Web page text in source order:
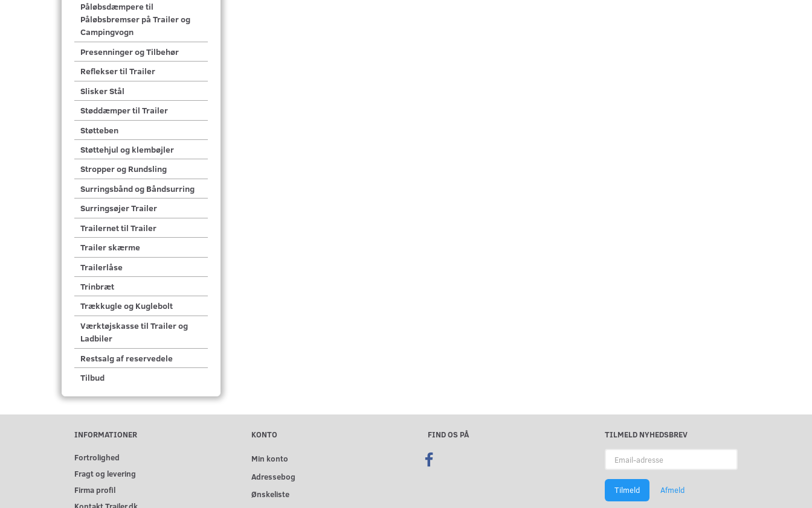
Påløbsdæmpere til
Påløbsbremser på Trailer og
Campingvogn
Presenninger og Tilbehør
Reflekser til Trailer
Slisker Stål
Støddæmper til Trailer
Støtteben
Støttehjul og klembøjler
Stropper og Rundsling
Surringsbånd og Båndsurring
Surringsøjer Trailer
Trailernet til Trailer
Trailer skærme
Trailerlåse
Trinbræt
Trækkugle og Kuglebolt
Værktøjskasse til Trailer og
Ladbiler
Restsalg af reservedele
Tilbud
INFORMATIONER
Fortrolighed
Fragt og levering
Firma profil
KONTO
Min konto
Adressebog
Ønskeliste
FIND OS PÅ
TILMELD NYHEDSBREV
adresse
Tilmeld Afmeld